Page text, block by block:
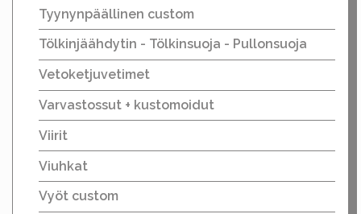
Tyynynpäällinen custom
Tölkinjäähdytin - Tölkinsuoja - Pullonsuoja
Vetoketjuvetimet
Varvastossut + kustomoidut
Viirit
Viuhkat
Vyöt custom